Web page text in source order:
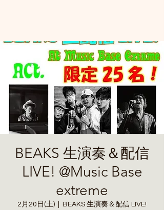
BEAKS 生演奏＆配信
LIVE! @Music Base
extreme
2月20日(土)
BEAKS 生演奏＆配信 LIVE!